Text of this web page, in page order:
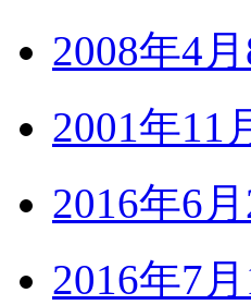
2008年4
2001年11
2016年6
2016年7